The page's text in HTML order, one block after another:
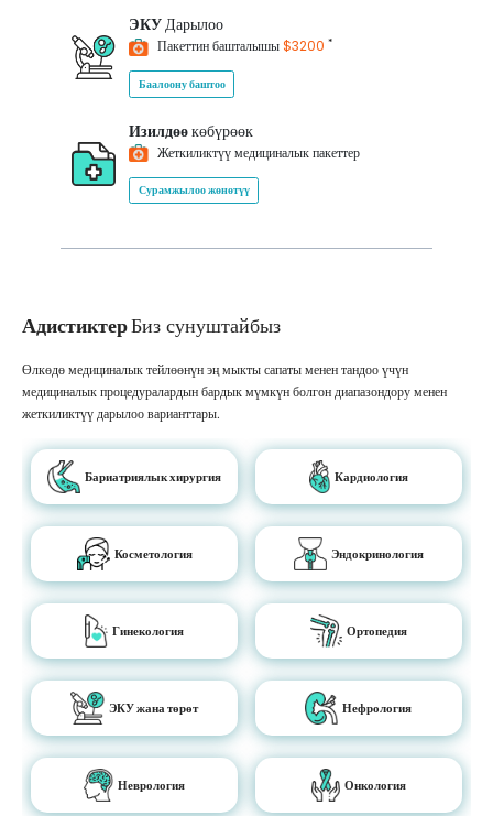
ЭКУДарылоо
Пакеттин башталышы$3200 *
Баалоону баштоо
Изилдөөкөбүрөөк
Жеткиликтүү медициналык пакеттер
Сурамжылоо жөнөтүү
АдистиктерБиз сунуштайбыз
Өлкөдө медициналык тейлөөнүн эң мыкты сапаты менен тандоо үчүн
медициналык процедуралардын бардык мүмкүн болгон диапазондору менен
жеткиликтүү дарылоо варианттары.
Бариатриялык хирургия Кардиология
Косметология Эндокринология
Гинекология Ортопедия
ЭКУ жана төрөт Нефрология
Неврология Онкология